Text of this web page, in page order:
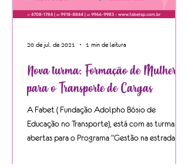
Nova turma: Formação de Mulheres
para o Transporte de Cargas
A Fabet ( Fundação Adolpho Bósio de
Educação no Transporte), está com as turmas
abertas para o Programa "Gestão na estrada -
20 de jul. de 2021 1 min de leitura